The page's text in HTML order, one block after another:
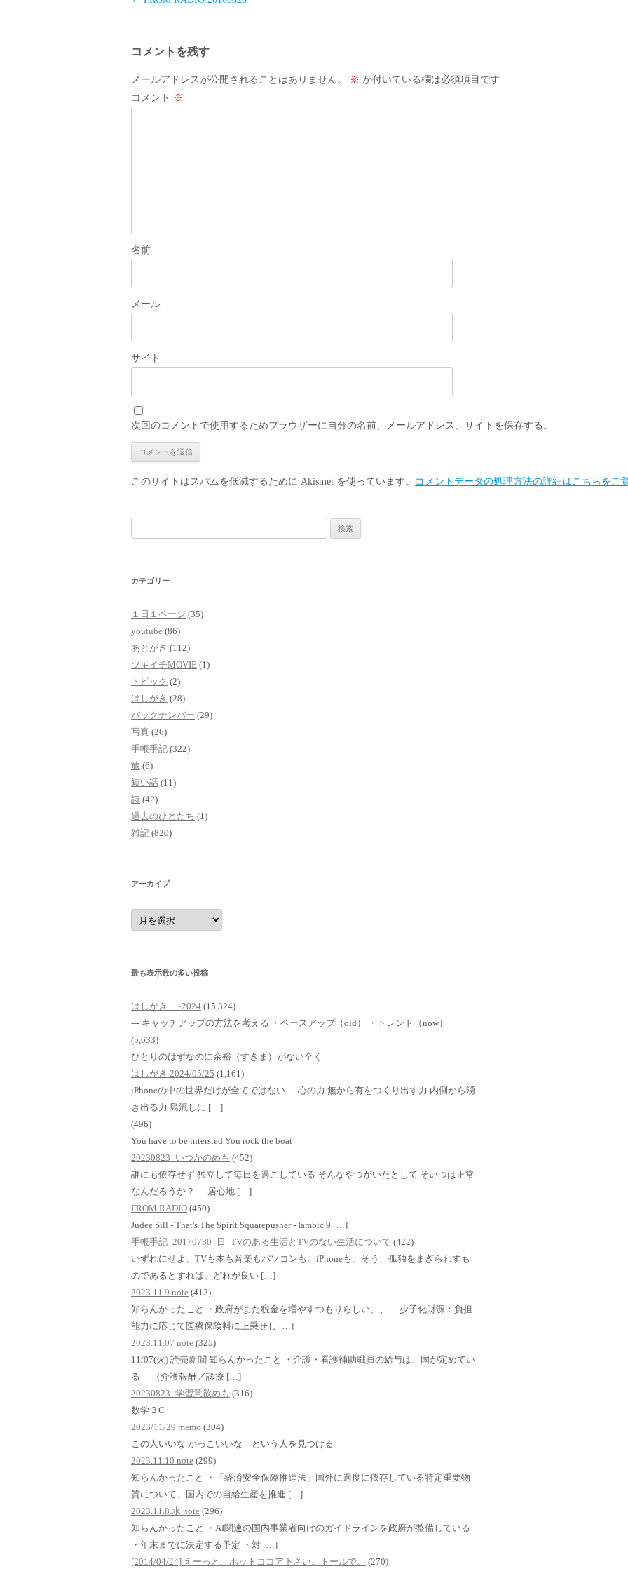
ビ
ゲ
ー
コメントを残す
メールアドレスが公開されることはありません。 ※ が付いている欄は必須項目です
コメント ※
名前
メール
サイト
次回のコメントで使用するためブラウザーに自分の名前、メールアドレス、サイトを保存する。
このサイトはスパムを低減するために Akismet を使っています。 コメントデータの処理方法の詳細はこちらをご
索:
カテゴリー
１日１ページ (35)
youtube (86)
あとがき (112)
ツキイチMOVIE (1)
トピック (2)
はしがき (28)
バックナンバー (29)
写真 (26)
手帳手記 (322)
旅 (6)
短い話 (11)
詩 (42)
過去のひとたち (1)
雑記 (820)
アーカイブ
ア
イ
ブ
最も表示数の多い投稿
はしがき ~2024 (15,324)
--- キャッチアップの方法を考える ・ベースアップ（old） ・トレンド（now）
(5,633)
ひとりのはずなのに余裕（すきま）がない全く
はしがき 2024/05/25 (1,161)
iPhoneの中の世界だけが全てではない --- 心の力 無から有をつくり出す力 内側から湧
き出る力 島流しに […]
(496)
You have to be intersted You rock the boat
20230823_いつかのめも (452)
誰にも依存せず 独立して毎日を過ごしている そんなやつがいたとして そいつは正常
なんだろうか？ --- 居心地 […]
FROM RADIO (450)
Judee Sill - That's The Spirit Squarepusher - Iambic 9 […]
手帳手記_20170730_日_TVのある生活とTVのない生活について (422)
いずれにせよ、TVも本も音楽もパソコンも、iPhoneも、そう、孤独をまぎらわすも
のであるとすれば、どれが良い […]
2023.11.9 note (412)
知らんかったこと ・政府がまた税金を増やすつもりらしい、、 少子化財源：負担
能力に応じて医療保険料に上乗せし […]
2023.11.07 note (325)
11/07(火) 読売新聞 知らんかったこと ・介護・看護補助職員の給与は、国が定めてい
る （介護報酬／診療 […]
20230823_学習意欲めも (316)
数学３C
2023/11/29 memo (304)
この人いいな かっこいいな という人を見つける
2023.11.10 note (299)
知らんかったこと ・「経済安全保障推進法」国外に過度に依存している特定重要物
質について、国内での自給生産を推進 […]
2023.11.8.水 note (296)
知らんかったこと ・AI関連の国内事業者向けのガイドラインを政府が整備している
・年末までに決定する予定 ・対 […]
[2014/04/24] えーっと、ホットココア下さい。トールで。
(270)